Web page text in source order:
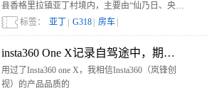
县香格里拉镇亚丁村境内，主要由“仙乃日、央迈
勇、夏诺多吉”三座神山和周围的河流、湖泊和高
山草甸组成。
标签： 亚丁 G318 房车
insta360 One X记录自驾途中，期待新品
用过了Insta360 one X，我相信Insta360（岚锋创
视）的产品品质的